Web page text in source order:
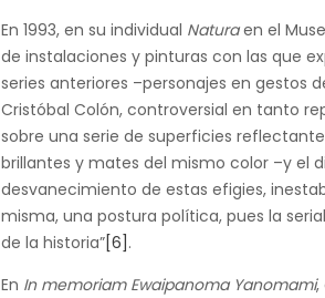
En 1993, en su individual Naturaen el
de instalaciones y pinturas con las que
series anteriores –personajes en gestos
Cristóbal Colón, controversial en tanto
sobre una serie de superficies
brillantes y mates del mismo color –y el
desvanecimiento de estas efigies,
misma, una postura política, pues la
de la historia”[6] .
En In memoriam Ewaipanoma Yanomami,